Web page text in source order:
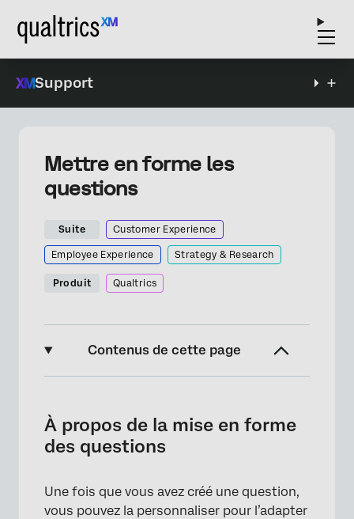
Support
Mettre en forme les
questions
Suite Customer Experience
Employee Experience Strategy & Research
Produit Qualtrics
Contenus de cette page
Modifier le texte de la question
Ajout et modification de choix de réponses
Numéros des questions
À propos de la mise en forme
des questions
Une fois que vous avez créé une question,
vous pouvez la personnaliser pour l’adapter